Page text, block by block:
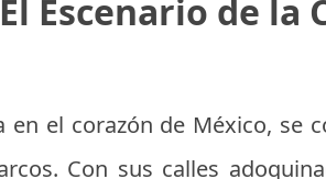
Escenario de la
en el corazón de México, se
Con sus calles